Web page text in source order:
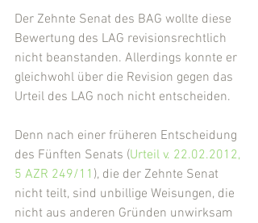
Der Zehnte Senat des BAG wollte diese
Bewertung des LAG revisionsrechtlich
nicht beanstanden. Allerdings konnte er
gleichwohl über die Revision gegen das
Urteil des LAG noch nicht entscheiden.
Denn nach einer früheren Entscheidung
des Fünften Senats (Urteil v. 22.02.2012,
5 AZR 249/11 ), die der Zehnte Senat
nicht teilt, sind unbillige Weisungen, die
nicht aus anderen Gründen unwirksam